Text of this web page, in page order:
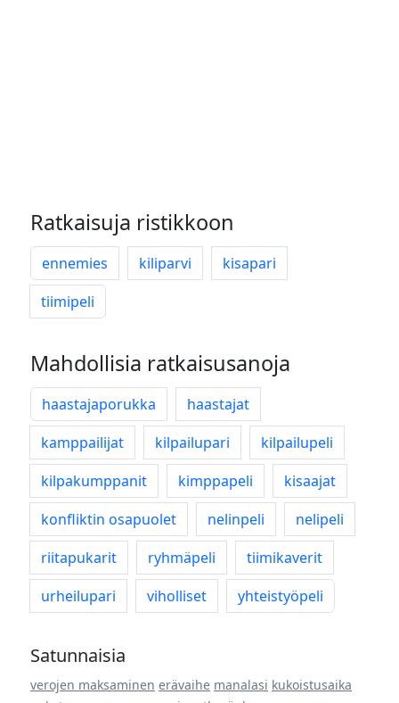
Ratkaisuja ristikkoon
ennemies kiliparvi
kisapari
tiimipeli
Mahdollisia ratkaisusanoja
haastajaporukka
haastajat
kamppailijat
kilpailupari
kilpailupeli
kilpakumppanit
kimppapeli
kisaajat
konfliktin osapuolet
nelinpeli
nelipeli
riitapukarit
ryhmäpeli
tiimikaverit
urheilupari
viholliset yhteistyöpeli
Satunnaisia
verojen maksaminen erävaihe manalasi kukoistusaika